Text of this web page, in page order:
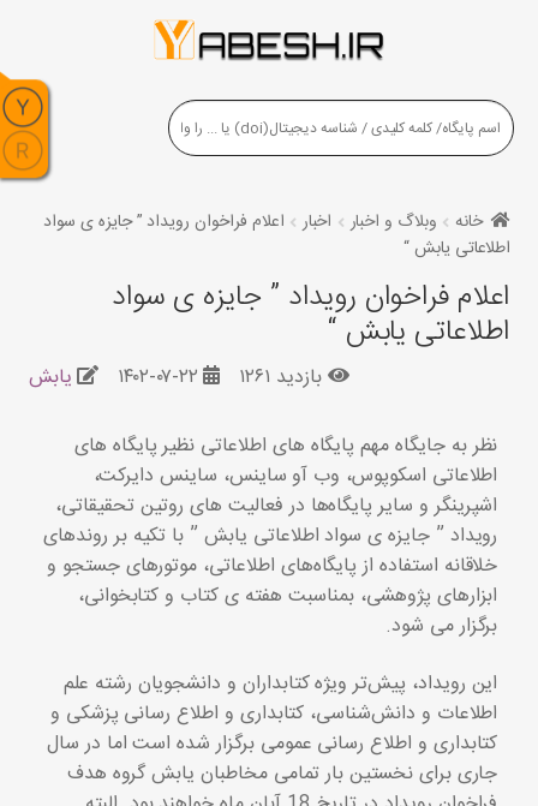
خانه وبلاگ و اخبار اخبار
اعلام فراخوان رویداد ” جایزه ی سواد
اطلاعاتی یابش “
اعلام فراخوان رویداد ” جایزه ی سواد
اطلاعاتی یابش “
یابش ۱۴۰۲-۰۷-۲۲ بازدید ۱۲۶۱
نظر به جایگاه مهم پایگاه های اطلاعاتی نظیر پایگاه های
اطلاعاتی اسکوپوس، وب آو ساینس، ساینس دایرکت،
اشپرینگر و سایر پایگاه‌ها در فعالیت های روتین تحقیقاتی،
رویداد ” جایزه ی سواد اطلاعاتی یابش ” با تکیه بر روندهای
خلاقانه استفاده از پایگاه‌های اطلاعاتی، موتورهای جستجو و
ابزارهای پژوهشی، بمناسبت هفته ی کتاب و کتابخوانی،
برگزار می شود.
این رویداد، پیش‌تر ویژه کتابداران و دانشجویان رشته علم
اطلاعات و دانش‌شناسی، کتابداری و اطلاع رسانی پزشکی و
کتابداری و اطلاع رسانی عمومی برگزار شده است اما در سال
جاری برای نخستین بار تمامی مخاطبان یابش گروه هدف